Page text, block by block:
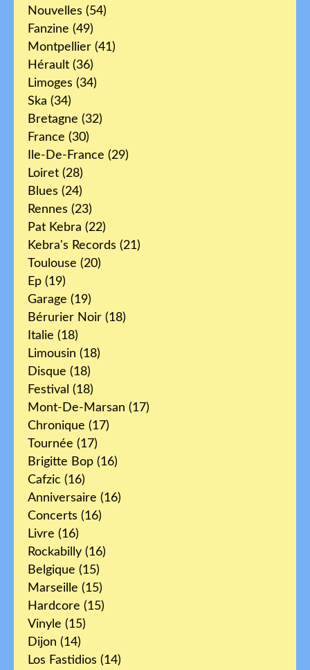
Nouvelles (54)
Fanzine (49)
Montpellier (41)
Hérault (36)
Limoges (34)
Ska (34)
Bretagne (32)
France (30)
Ile-De-France (29)
Loiret (28)
Blues (24)
Rennes (23)
Pat Kebra (22)
Kebra's Records (21)
Toulouse (20)
Ep (19)
Garage (19)
Bérurier Noir (18)
Italie (18)
Limousin (18)
Disque (18)
Festival (18)
Mont-De-Marsan (17)
Chronique (17)
Tournée (17)
Brigitte Bop (16)
Cafzic (16)
Anniversaire (16)
Concerts (16)
Livre (16)
Rockabilly (16)
Belgique (15)
Marseille (15)
Hardcore (15)
Vinyle (15)
Dijon (14)
Los Fastidios (14)